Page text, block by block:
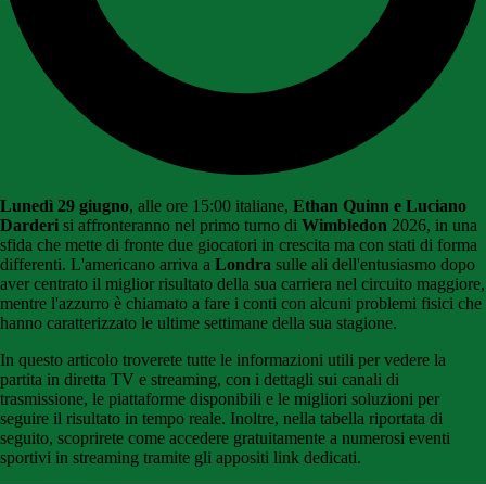
Lunedì 29 giugno, alle ore 15:00 italiane, Ethan Quinn e Luciano
Darderi si affronteranno nel primo turno di Wimbledon 2026, in una
sfida che mette di fronte due giocatori in crescita ma con stati di forma
differenti. L'americano arriva a Londra sulle ali dell'entusiasmo dopo
aver centrato il miglior risultato della sua carriera nel circuito maggiore,
mentre l'azzurro è chiamato a fare i conti con alcuni problemi fisici che
hanno caratterizzato le ultime settimane della sua stagione.
In questo articolo troverete tutte le informazioni utili per vedere la
partita in diretta TV e streaming, con i dettagli sui canali di
trasmissione, le piattaforme disponibili e le migliori soluzioni per
seguire il risultato in tempo reale. Inoltre, nella tabella riportata di
seguito, scoprirete come accedere gratuitamente a numerosi eventi
sportivi in streaming tramite gli appositi link dedicati.